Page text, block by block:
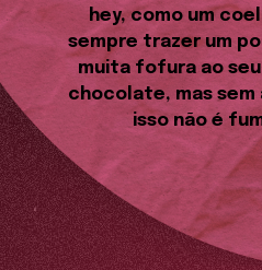
hey, como um
sempre trazer um
muita fofura ao
chocolate, mas sem
isso não é